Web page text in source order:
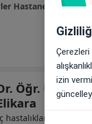
Hastanesi
Öğr. Üyesi
hastalıkları
izin